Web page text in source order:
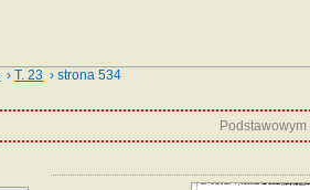
›T. 23 › strona 534